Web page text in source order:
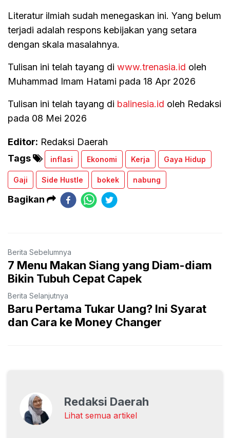
Literatur ilmiah sudah menegaskan ini. Yang belum
terjadi adalah respons kebijakan yang setara
dengan skala masalahnya.
Tulisan ini telah tayang di www.trenasia.id oleh
Muhammad Imam Hatami pada 18 Apr 2026
Tulisan ini telah tayang di balinesia.id oleh Redaksi
pada 08 Mei 2026
Editor: Redaksi Daerah
Tags
inflasi Ekonomi Kerja Gaya Hidup
Gaji Side Hustle bokek nabung
Bagikan
Berita Sebelumnya
7 Menu Makan Siang yang Diam-diam
Bikin Tubuh Cepat Capek
Berita Selanjutnya
Baru Pertama Tukar Uang? Ini Syarat
dan Cara ke Money Changer
Redaksi Daerah
Lihat semua artikel